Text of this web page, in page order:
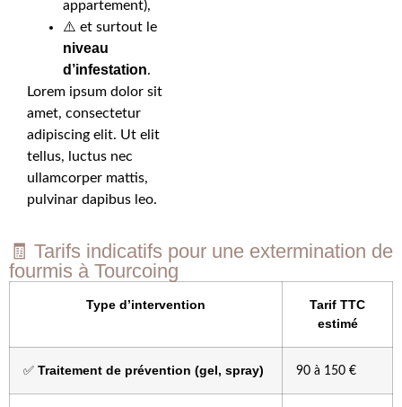
appartement),
⚠️ et surtout le
niveau
d’infestation.
Lorem ipsum dolor sit
amet, consectetur
adipiscing elit. Ut elit
tellus, luctus nec
ullamcorper mattis,
pulvinar dapibus leo.
🧾 Tarifs indicatifs pour une extermination de
fourmis à Tourcoing
Type d’intervention
Tarif TTC
estimé
✅ Traitement de prévention (gel, spray) 90 à 150 €